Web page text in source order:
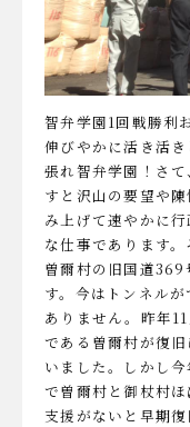
智弁学園1回戦勝利
伸びやかに活き活
張れ智弁学園！さ
すと沢山の要望や
み上げて速やかに
な仕事であります
曽爾村の旧国道369
す。今はトンネル
ありません。昨年
である曽爾村が復
いました。しかし
で曽爾村と御杖村
支援がないと早期